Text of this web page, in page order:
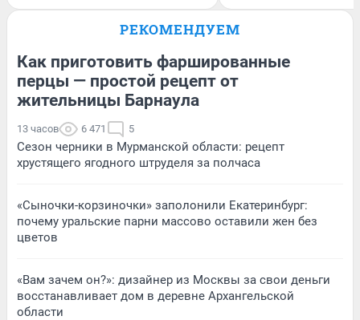
РЕКОМЕНДУЕМ
Как приготовить фаршированные
перцы — простой рецепт от
жительницы Барнаула
13 часов 6 471 5
Сезон черники в Мурманской области: рецепт
хрустящего ягодного штруделя за полчаса
«Сыночки-корзиночки» заполонили Екатеринбург:
почему уральские парни массово оставили жен без
цветов
«Вам зачем он?»: дизайнер из Москвы за свои деньги
восстанавливает дом в деревне Архангельской
области